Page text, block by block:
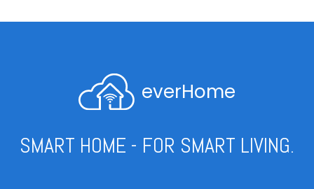
everHome
SMART HOME - FOR SMART LIVING.